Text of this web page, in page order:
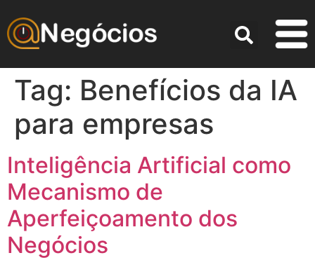
Tag: Benefícios da IA
para empresas
Inteligência Artificial como
Mecanismo de
Aperfeiçoamento dos
Negócios